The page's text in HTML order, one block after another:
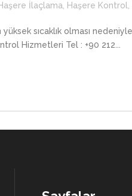
İlaçlama Haşere Kontrol
yüksek sıcaklık olması
Hizmetleri Tel : +90 212...